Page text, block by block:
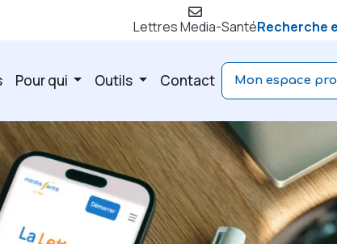
Lettres Media-SantéRecherche
Pour qui Outils Contact Mon espace pro